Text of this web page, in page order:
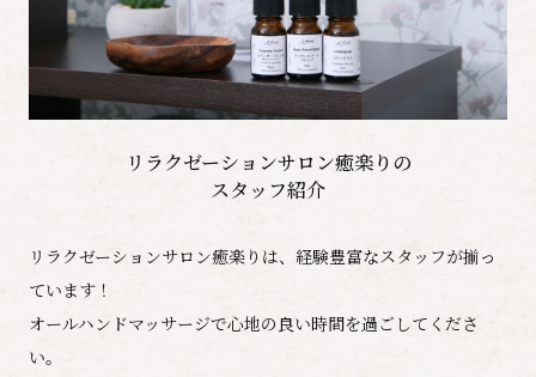
リラクゼーションサロン癒楽りの
​​​​​​​スタッフ紹介
リラクゼーションサロン癒楽りは、経験豊富なスタッフが揃っ
ています！
オールハンドマッサージで心地の良い時間を過ごしてくださ
い。